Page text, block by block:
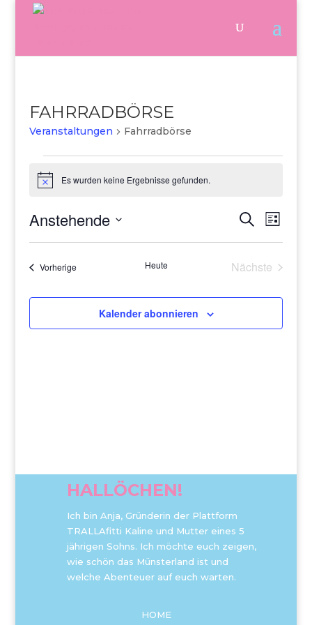
FAHRRADBÖRSE
Veranstaltungen Fahrradbörse
HinweisEs wurden keine Ergebnisse gefunden.
Ansichten,
Suche
Liste
Anstehende
VorherigeVeranstaltungen Heute
Nächste
Kalender abonnieren
HALLÖCHEN!
Ich bin Anja, Gründerin der Plattform
TRALLAfitti Kaline und Mutter eines 5
jährigen Sohns. Ich möchte euch zeigen,
wie schön das Münsterland ist und
welche Abenteuer auf euch warten.
HOME